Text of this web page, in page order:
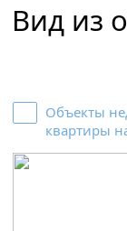
Вид из
Объекты
квартиры